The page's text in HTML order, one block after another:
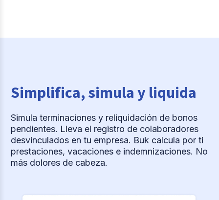
Simplifica, simula y liquida
Simula terminaciones y reliquidación de bonos
pendientes. Lleva el registro de colaboradores
desvinculados en tu empresa. Buk calcula por ti
prestaciones, vacaciones e indemnizaciones. No
más dolores de cabeza.